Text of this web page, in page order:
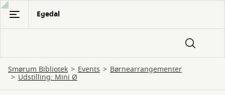
Gå
hovedindhold
Egedal
Smørum Bibliotek Events Børnearrangementer
Udstilling: Mini Ø